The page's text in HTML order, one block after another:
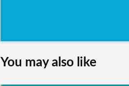
You may also like